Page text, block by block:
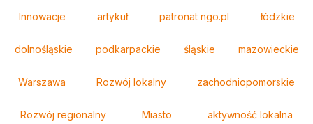
Innowacje artykuł patronat ngo.pl łódzkie
dolnośląskie podkarpackie śląskie mazowieckie
Warszawa Rozwój lokalny zachodniopomorskie
Rozwój regionalny Miasto aktywność lokalna